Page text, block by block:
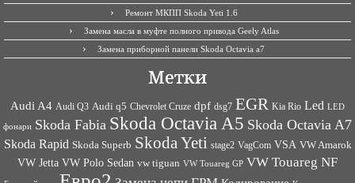
Ремонт МКПП Skoda Yeti 1.6
Замена масла в муфте полного привода Geely Atlas
Замена приборной панели Skoda Octavia a7
Метки
Audi A4 Audi Q3 Audi q5 Chevrolet Cruze dpf dsg7 EGR Kia Rio Led LED
фонари Skoda Fabia Skoda Octavia A5 Skoda Octavia A7
Skoda Rapid Skoda Superb Skoda Yeti stage2 VagCom VSA VW Amarok
VW Jetta VW Polo Sedan vw tiguan VW Touareg GP VW Touareg NF